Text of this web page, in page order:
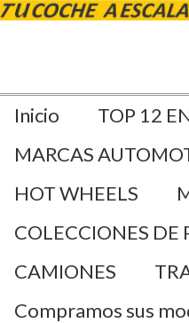
Inicio TOP 12
MARCAS
HOT WHEELS
COLECCIONES DE
CAMIONES
Compramos sus